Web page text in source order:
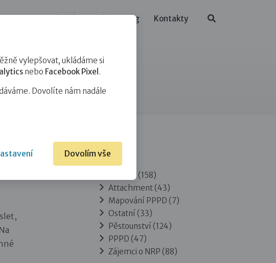
Blog Kontakty
Rubriky
Adopce(158)
Attachment(43)
Mapování PPPD (7)
Ostatní (33)
Pěstounství (124)
PPPD (47)
Zájemci o NRP (88)
vylepšovat, ukládáme si
nebo Facebook Pixel .
Dovolíte nám nadále
Dovolím vše